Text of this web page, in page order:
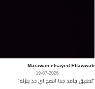
Marawan elsayed Eltawwab
19-07-2026
"تطبيق جامد جدا انصح اي حد ينزله"